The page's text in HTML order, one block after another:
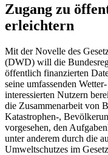
Zugang zu
erleichtern
Mit der Novelle des
(DWD) will die
öffentlich finanzierten
seine umfassenden
interessierten Nutzern
die Zusammenarbeit von
Katastrophen-,
vorgesehen, den
unter anderem durch die
Umweltschutzes im